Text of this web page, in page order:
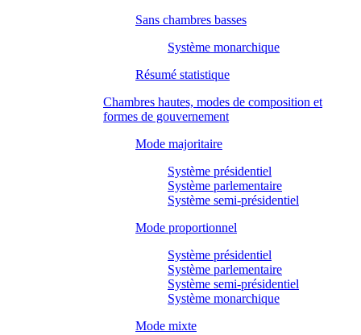
Sans chambres basses
Système monarchique
Résumé statistique
Chambres hautes, modes de composition et
formes de gouvernement
Mode majoritaire
Système présidentiel
Système parlementaire
Système semi-présidentiel
Mode proportionnel
Système présidentiel
Système parlementaire
Système semi-présidentiel
Système monarchique
Mode mixte